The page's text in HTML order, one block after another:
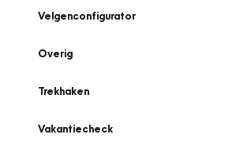
Velgenconfigurator
Overig
Trekhaken
Vakantiecheck